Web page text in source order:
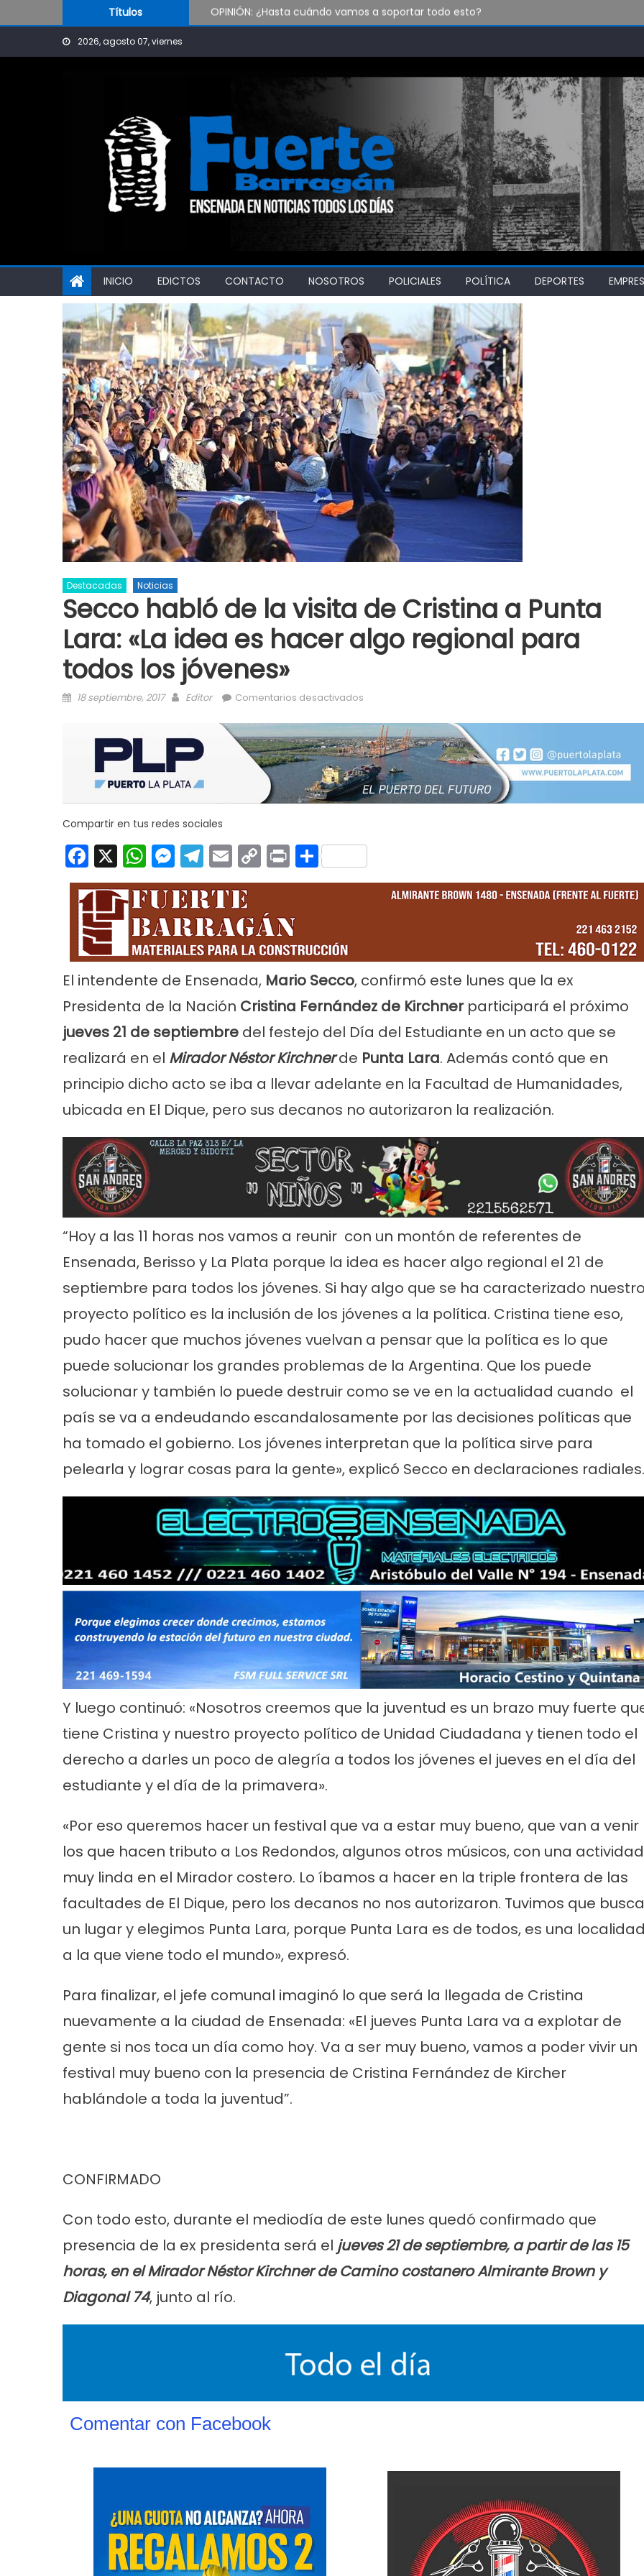
Títulos
OPINIÓN: ¿Hasta cuándo vamos a soportar todo esto?
Oxbow Argentina brindó talleres de empleabilidad a estudiantes de escuelas técnicas
2026, agosto 07, viernes
INICIO EDICTOS CONTACTO NOSOTROS POLICIALES POLÍTICA DEPORTES
Destacadas Noticias
Secco habló de la visita de Cristina a Punta
Lara: «La idea es hacer algo regional para
todos los jóvenes»
Posted on
18 septiembre, 2017 Author
Editor Comentarios desactivados
Compartir en tus redes sociales
Facebook
X WhatsApp
Messenger
Telegram
EmailCopy
Link
PrintCompartir
El intendente de Ensenada, Mario Secco, confirmó este lunes que la ex
Presidenta de la Nación Cristina Fernández de Kirchnerparticipará el próximo
jueves 21 de septiembre del festejo del Día del Estudiante en un acto que se
realizará en el Mirador Néstor Kirchnerde Punta Lara. Además contó que en
principio dicho acto se iba a llevar adelante en la Facultad de Humanidades,
ubicada en El Dique, pero sus decanos no autorizaron la realización.
“Hoy a las 11 horas nos vamos a reunir con un montón de referentes de
Ensenada, Berisso y La Plata porque la idea es hacer algo regional el 21 de
septiembre para todos los jóvenes. Si hay algo que se ha caracterizado
proyecto político es la inclusión de los jóvenes a la política. Cristina tiene eso,
pudo hacer que muchos jóvenes vuelvan a pensar que la política es lo que
puede solucionar los grandes problemas de la Argentina. Que los puede
solucionar y también lo puede destruir como se ve en la actualidad cuando el
país se va a endeudando escandalosamente por las decisiones políticas que
ha tomado el gobierno. Los jóvenes interpretan que la política sirve para
pelearla y lograr cosas para la gente», explicó Secco en declaraciones radiales.
Y luego continuó: «Nosotros creemos que la juventud es un brazo muy fuerte
tiene Cristina y nuestro proyecto político de Unidad Ciudadana y tienen todo el
derecho a darles un poco de alegría a todos los jóvenes el jueves en el día del
estudiante y el día de la primavera».
«Por eso queremos hacer un festival que va a estar muy bueno, que van a venir
los que hacen tributo a Los Redondos, algunos otros músicos, con una actividad
muy linda en el Mirador costero. Lo íbamos a hacer en la triple frontera de las
facultades de El Dique, pero los decanos no nos autorizaron. Tuvimos que
un lugar y elegimos Punta Lara, porque Punta Lara es de todos, es una
a la que viene todo el mundo», expresó.
Para finalizar, el jefe comunal imaginó lo que será la llegada de Cristina
nuevamente a la ciudad de Ensenada: «El jueves Punta Lara va a explotar de
gente si nos toca un día como hoy. Va a ser muy bueno, vamos a poder vivir un
festival muy bueno con la presencia de Cristina Fernández de Kircher
hablándole a toda la juventud”.
CONFIRMADO
Con todo esto, durante el mediodía de este lunes quedó confirmado que
presencia de la ex presidenta será el jueves 21 de septiembre, a partir de las 15
horas, en el Mirador Néstor Kirchner de Camino costanero Almirante Brown y
Diagonal 74, junto al río.
Comentar con Facebook
Noticias Principal Servicios
Trabajos en la red de agua en Villa
Tranquila
Noticias Servicios
Turnos de Farmacias de Agosto
2026 en Ensenada
Noticias Servicios
Por mejoras en el servicio
agua de 11 a 15